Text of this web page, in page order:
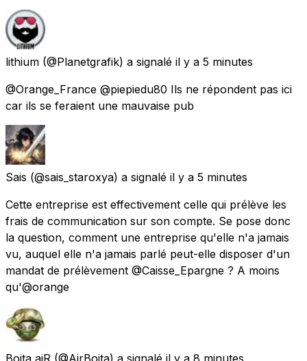
lithium (@Planetgrafik) a signalé il y a 5 minutes
@Orange_France @piepiedu80 Ils ne répondent pas ici
car ils se feraient une mauvaise pub
Sais (@sais_staroxya) a signalé il y a 5 minutes
Cette entreprise est effectivement celle qui prélève les
frais de communication sur son compte. Se pose donc
la question, comment une entreprise qu'elle n'a jamais
vu, auquel elle n'a jamais parlé peut-elle disposer d'un
mandat de prélèvement @Caisse_Epargne ? A moins
qu'@orange
Boita aiR (@AirBoita) a signalé il y a 8 minutes